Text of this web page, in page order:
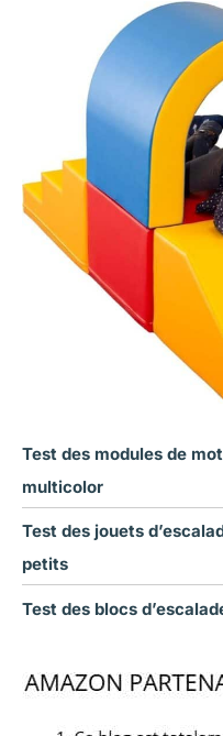
Test des modules de
multicolor
Test des jouets
petits
Test des blocs